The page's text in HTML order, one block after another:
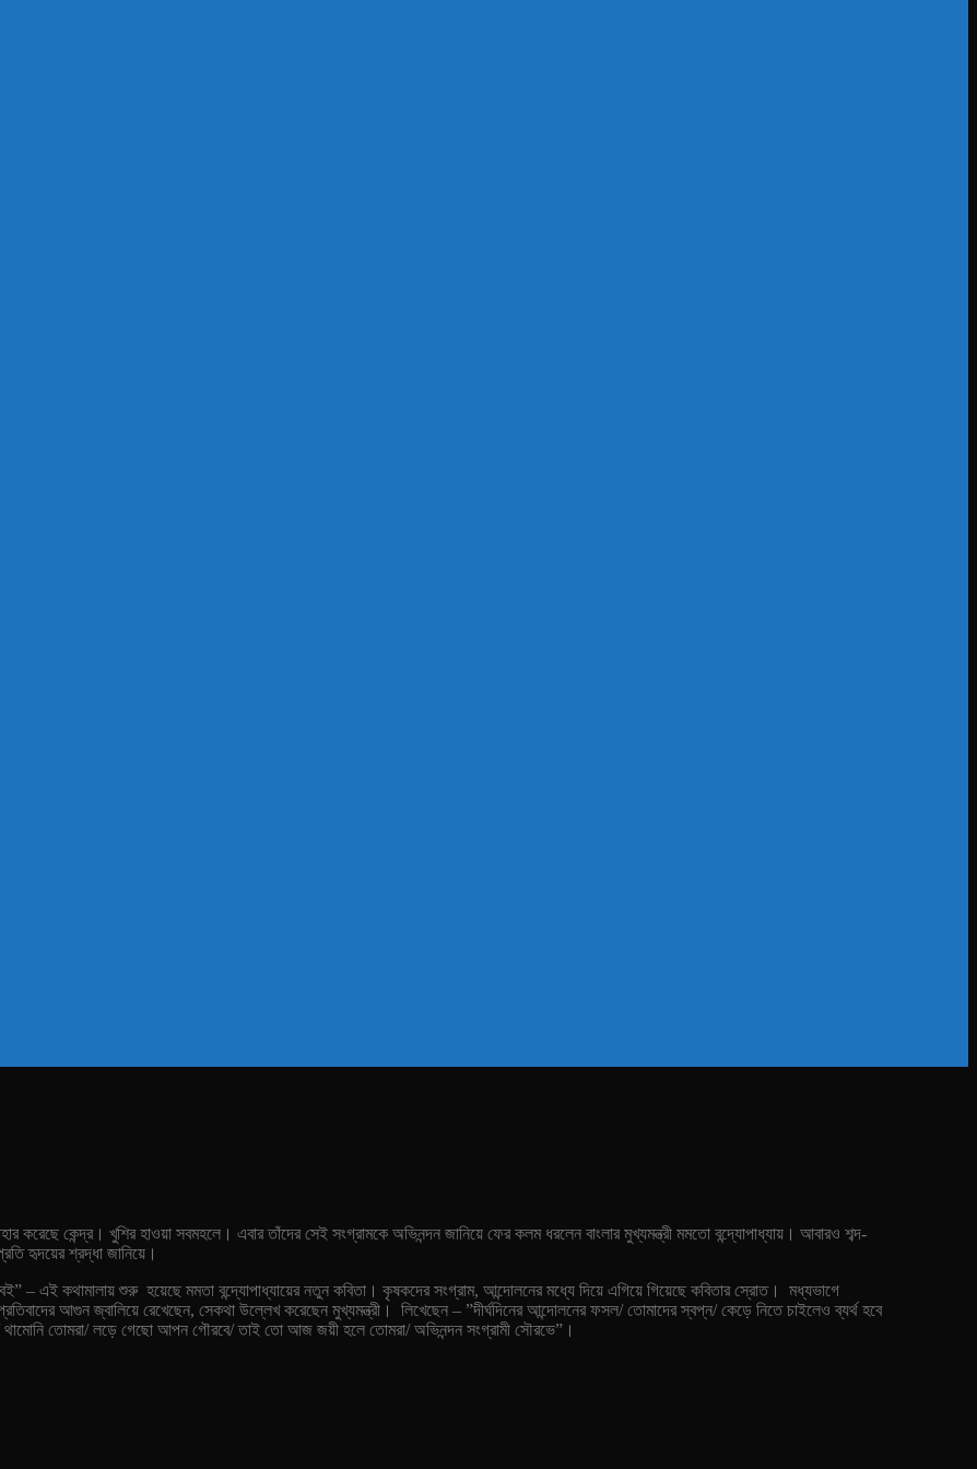
কেন্দ্র। খুশির হাওয়া সবমহলে। এবার তাঁদের সেই সংগ্রামকে অভিনন্দন জানিয়ে ফের কলম ধরলেন বাংলার মুখ্যমন্ত্রী মমতো বন্দ্যোপাধ্যায়। আবারও শব্দ-
হৃদয়ের শ্রদ্ধা জানিয়ে।
– এই কথামালায় শুরু হয়েছে মমতা বন্দ্যোপাধ্যায়ের নতুন কবিতা। কৃষকদের সংগ্রাম, আন্দোলনের মধ্যে দিয়ে এগিয়ে গিয়েছে কবিতার স্রোত। মধ্যভাগে
আগুন জ্বালিয়ে রেখেছেন, সেকথা উল্লেখ করেছেন মুখ্যমন্ত্রী। লিখেছেন – ”দীর্ঘদিনের আন্দোলনের ফসল/ তোমাদের স্বপ্ন/ কেড়ে নিতে চাইলেও ব্যর্থ হবে
তোমরা/ লড়ে গেছো আপন গৌরবে/ তাই তো আজ জয়ী হলে তোমরা/ অভিনন্দন সংগ্রামী সৌরভে”।